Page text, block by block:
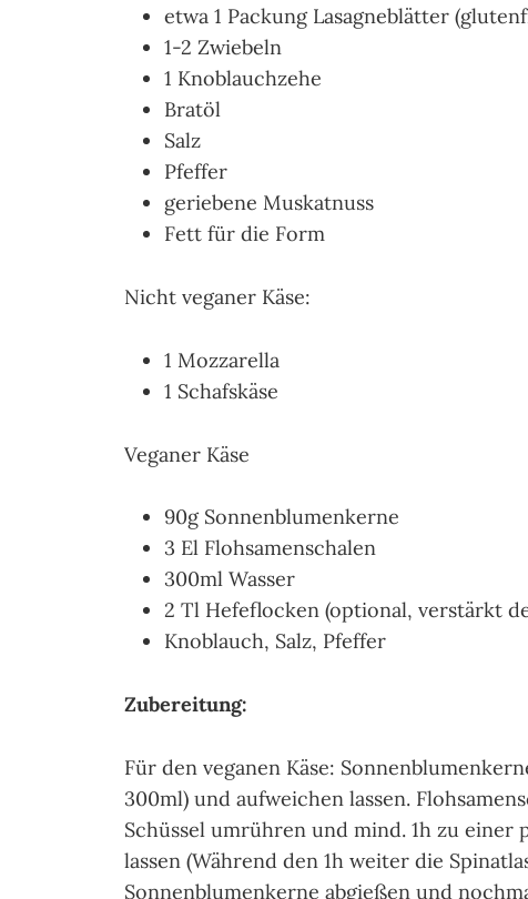
etwa 1 Packung Lasagneblätter
1-2 Zwiebeln
1 Knoblauchzehe
Bratöl
Salz
Pfeffer
geriebene Muskatnuss
Fett für die Form
Nicht veganer Käse:
1 Mozzarella
1 Schafskäse
Veganer Käse
90g Sonnenblumenkerne
3 El Flohsamenschalen
300ml Wasser
2 Tl Hefeflocken (optional, verstärkt
Knoblauch, Salz, Pfeffer
Zubereitung:
Für den veganen Käse:
300ml) und aufweichen lassen.
Schüssel umrühren und mind. 1h zu
lassen (Während den 1h weiter die
Sonnenblumenkerne abgießen und